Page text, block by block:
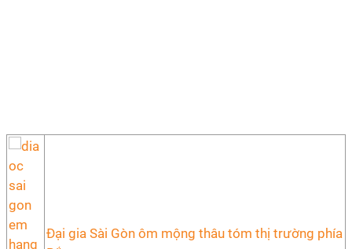
Đại gia Sài Gòn ôm mộng thâu tóm thị trường phía